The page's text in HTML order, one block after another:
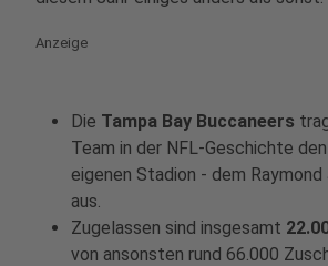
Anzeige
Die Tampa Bay Buccaneers
Team in der NFL-Geschichte
eigenen Stadion - dem
aus.
Zugelassen sind insgesamt
von ansonsten rund 66.000